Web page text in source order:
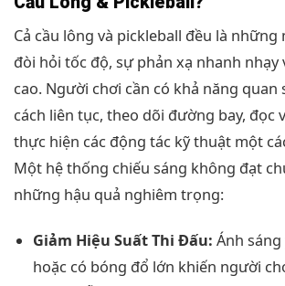
Cả cầu lông và pickleball đều là
đòi hỏi tốc độ, sự phản xạ nhanh nhạy
cao. Người chơi cần có khả năng
cách liên tục, theo dõi đường bay, đọc
thực hiện các động tác kỹ thuật một
Một hệ thống chiếu sáng không đạt
những hậu quả nghiêm trọng:
Giảm Hiệu Suất Thi Đấu: Ánh
hoặc có bóng đổ lớn khiến người